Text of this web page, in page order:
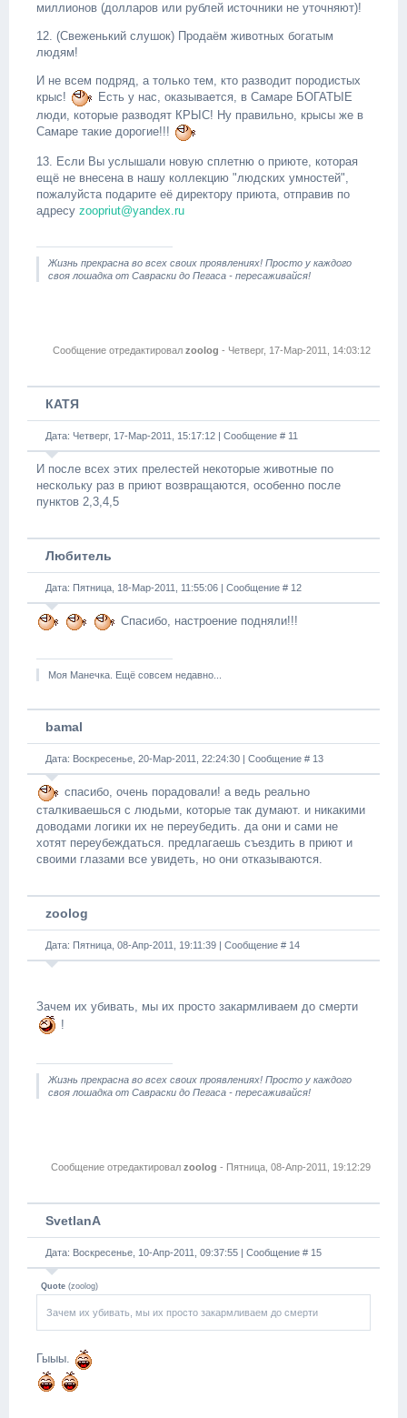
миллионов (долларов или рублей источники не уточняют)!
12. (Свеженький слушок) Продаём животных богатым
людям!
И не всем подряд, а только тем, кто разводит породистых
крыс!
Есть у нас, оказывается, в Самаре БОГАТЫЕ
люди, которые разводят КРЫС! Ну правильно, крысы же в
Самаре такие дорогие!!!
13. Если Вы услышали новую сплетню о приюте, которая
ещё не внесена в нашу коллекцию "людских умностей",
пожалуйста подарите её директору приюта, отправив по
адресу zoopriut@yandex.ru
Жизнь прекрасна во всех своих проявлениях! Просто у каждого
своя лошадка от Савраски до Пегаса - пересаживайся!
Сообщение отредактировал zoolog - Четверг, 17-Мар-2011, 14:03:12
КАТЯ
Дата: Четверг, 17-Мар-2011, 15:17:12 | Сообщение # 11
И после всех этих прелестей некоторые животные по
нескольку раз в приют возвращаются, особенно после
пунктов 2,3,4,5
Любитель
Дата: Пятница, 18-Мар-2011, 11:55:06 | Сообщение # 12
Спасибо, настроение подняли!!!
Моя Манечка. Ещё совсем недавно...
bamal
Дата: Воскресенье, 20-Мар-2011, 22:24:30 | Сообщение # 13
спасибо, очень порадовали! а ведь реально
сталкиваешься с людьми, которые так думают. и никакими
доводами логики их не переубедить. да они и сами не
хотят переубеждаться. предлагаешь съездить в приют и
своими глазами все увидеть, но они отказываются.
zoolog
Дата: Пятница, 08-Апр-2011, 19:11:39 | Сообщение # 14
Зачем их убивать, мы их просто закармливаем до смерти
!
Жизнь прекрасна во всех своих проявлениях! Просто у каждого
своя лошадка от Савраски до Пегаса - пересаживайся!
Сообщение отредактировал zoolog - Пятница, 08-Апр-2011, 19:12:29
SvetlanA
Дата: Воскресенье, 10-Апр-2011, 09:37:55 | Сообщение # 15
Quote (zoolog)
Зачем их убивать, мы их просто закармливаем до смерти
Гыыы.